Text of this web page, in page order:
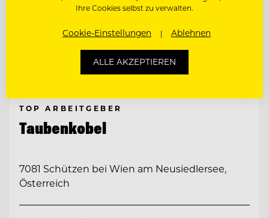
TOP ARBEITGEBER
Taubenkobel
7081 Schützen bei Wien am Neusiedlersee,
Österreich
Ihre Cookies selbst zu verwalten.
Cookie-Einstellungen Ablehnen
ALLE AKZEPTIEREN